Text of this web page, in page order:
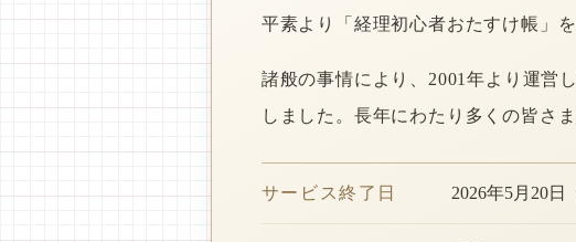
平素より「経理初心者おたすけ帳」
諸般の事情により、2001年より運営
しました。長年にわたり多くの皆さ
サービス終了日 2026年5月20日